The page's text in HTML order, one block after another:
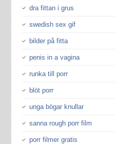
dra fittan i grus
swedish sex gif
bilder på fitta
penis in a vagina
runka till porr
blöt porr
unga bögar knullar
sanna rough porr film
porr filmer gratis